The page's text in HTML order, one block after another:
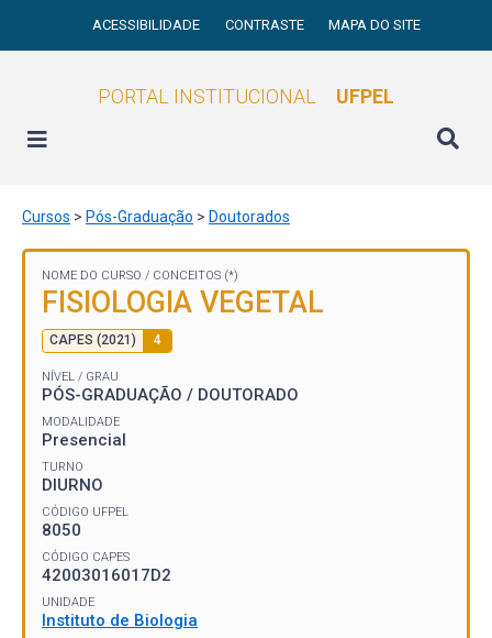
ACESSIBILIDADE CONTRASTE MAPA DO SITE
PORTAL INSTITUCIONAL UFPEL
Cursos > Pós-Graduação > Doutorados
NOME DO CURSO / CONCEITOS (*)
FISIOLOGIA VEGETAL
CAPES (2021) 4
NÍVEL / GRAU
PÓS-GRADUAÇÃO / DOUTORADO
MODALIDADE
Presencial
TURNO
DIURNO
CÓDIGO UFPEL
8050
CÓDIGO CAPES
42003016017D2
UNIDADE
Instituto de Biologia